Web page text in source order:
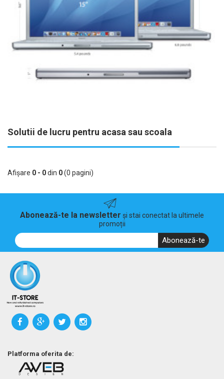
Solutii de lucru pentru acasa sau scoala
Afişare 0 - 0din 0(0 pagini)
Abonează-te la newsletter și stai conectat la ultimele
promoții
Abonează-te
Platforma oferita de: